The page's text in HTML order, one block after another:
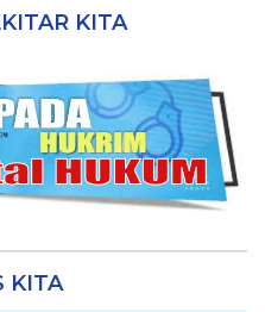
KITA
KITA